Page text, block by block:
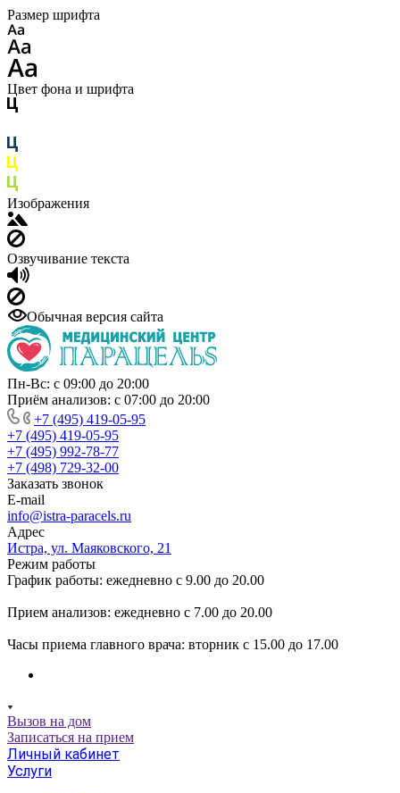
Размер шрифта
Цвет фона и шрифта
Изображения
Озвучивание текста
Обычная версия сайта
Пн-Вс: с 09:00 до 20:00
Приём анализов: с 07:00 до 20:00
+7 (495) 419-05-95
+7 (495) 419-05-95
+7 (495) 992-78-77
+7 (498) 729-32-00
Заказать звонок
E-mail
info@istra-paracels.ru
Адрес
Истра, ул. Маяковского, 21
Режим работы
График работы: ежедневно с 9.00 до 20.00
Прием анализов: ежедневно с 7.00 до 20.00
Часы приема главного врача: вторник с 15.00 до 17.00
Вызов на дом
Записаться на прием
Личный кабинет
Услуги